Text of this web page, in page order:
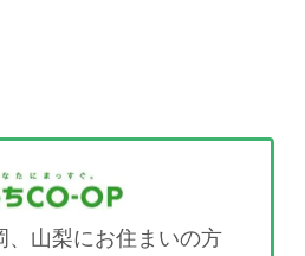
、山梨にお住まいの方